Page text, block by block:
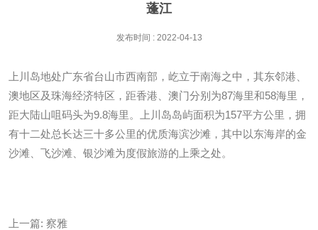
蓬江
发布时间 : 2022-04-13
上川岛地处广东省台山市西南部，屹立于南海之中，其东邻港、
澳地区及珠海经济特区，距香港、澳门分别为87海里和58海里，
距大陆山咀码头为9.8海里。上川岛岛屿面积为157平方公里，拥
有十二处总长达三十多公里的优质海滨沙滩，其中以东海岸的金
沙滩、飞沙滩、银沙滩为度假旅游的上乘之处。
上一篇: 察雅